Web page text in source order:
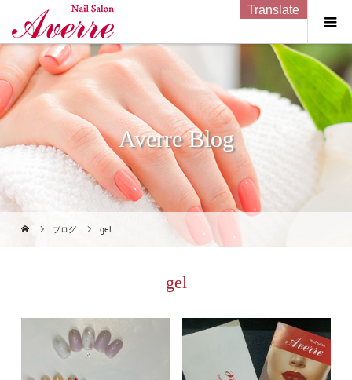
Averre Blog
ブログ gel
gel
Translate